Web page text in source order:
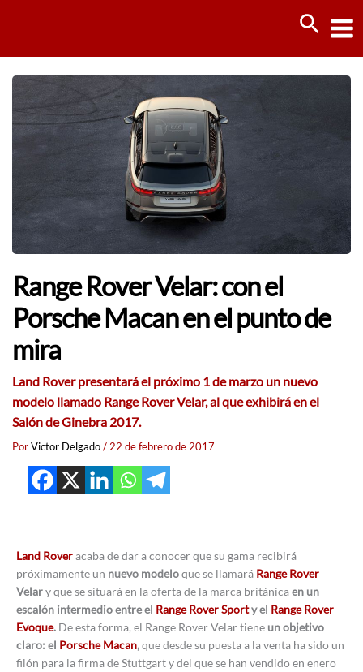
Range Rover Velar: con el
Porsche Macan en el punto de
mira
Land Rover presentará el próximo 1 de marzo un nuevo
modelo llamado Range Rover Velar, al que exhibirá en el
Salón de Ginebra 2017.
PorVictor Delgado/22 de febrero de 2017
Land Roveracaba de dar a conocer que su gama recibirá
próximamente un nuevo modeloque se llamará Range Rover
Velary que se situará en la oferta de la marca británicaen un
escalón intermedio entre el Range Rover Sporty el Range Rover
Evoque. De esta forma, el Range Rover Velar tiene un objetivo
claro: el Porsche Macan,que desde su puesta a la venta ha sido un
filón para la firma de Stuttgart y del que se han vendido en enero